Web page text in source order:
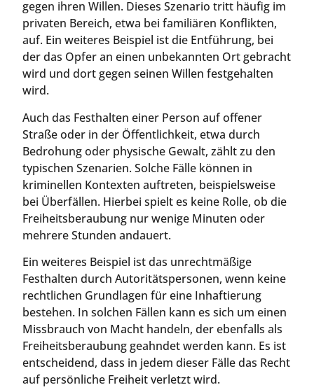
gegen ihren Willen. Dieses Szenario tritt häufig im
privaten Bereich, etwa bei familiären Konflikten,
auf. Ein weiteres Beispiel ist die Entführung, bei
der das Opfer an einen unbekannten Ort gebracht
wird und dort gegen seinen Willen festgehalten
wird.
Auch das Festhalten einer Person auf offener
Straße oder in der Öffentlichkeit, etwa durch
Bedrohung oder physische Gewalt, zählt zu den
typischen Szenarien. Solche Fälle können in
kriminellen Kontexten auftreten, beispielsweise
bei Überfällen. Hierbei spielt es keine Rolle, ob die
Freiheitsberaubung nur wenige Minuten oder
mehrere Stunden andauert.
Ein weiteres Beispiel ist das unrechtmäßige
Festhalten durch Autoritätspersonen, wenn keine
rechtlichen Grundlagen für eine Inhaftierung
bestehen. In solchen Fällen kann es sich um einen
Missbrauch von Macht handeln, der ebenfalls als
Freiheitsberaubung geahndet werden kann. Es ist
entscheidend, dass in jedem dieser Fälle das Recht
auf persönliche Freiheit verletzt wird.